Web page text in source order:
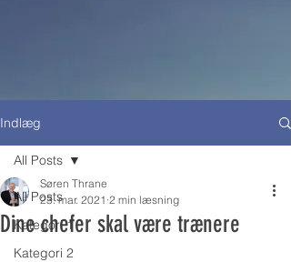
Indlæg
All Posts
Kategori 1
Kategori 2
All Posts
Dine chefer skal være trænere
Søren Thrane
23. mar. 2021 2 min læsning